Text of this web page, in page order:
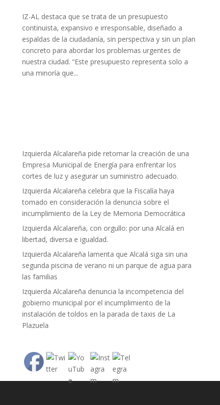
IZ-AL destaca que se trata de un presupuesto
continuista, expansivo e irresponsable, diseñado a
espaldas de la ciudadanía, sin perspectiva y sin un plan
concreto para abordar los problemas urgentes de
nuestra ciudad. “Este presupuesto representa solo a
una minoría que...
Izquierda Alcalareña pide retomar la creación de una
Empresa Municipal de Energía para enfrentar los
cortes de luz y asegurar un suministro adecuado.
Izquierda Alcalareña celebra que la Fiscalía haya
tomado en consideración la denuncia sobre el
incumplimiento de la Ley de Memoria Democrática
Izquierda Alcalareña, con orgullo: por una Alcalá en
libertad, diversa e igualdad.
Izquierda Alcalareña lamenta que Alcalá siga sin una
segunda piscina de verano ni un parque de agua para
las familias
Izquierda Alcalareña denuncia la incompetencia del
gobierno municipal por el incumplimiento de la
instalación de toldos en la parada de taxis de La
Plazuela